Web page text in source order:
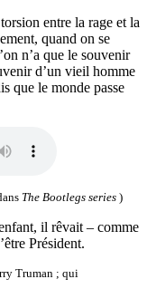
entre la rage et la
quand on se
n’a que le souvenir
d’un vieil homme
que le monde passe
The Bootlegs series )
il rêvait – comme
Président.
Truman ; qui